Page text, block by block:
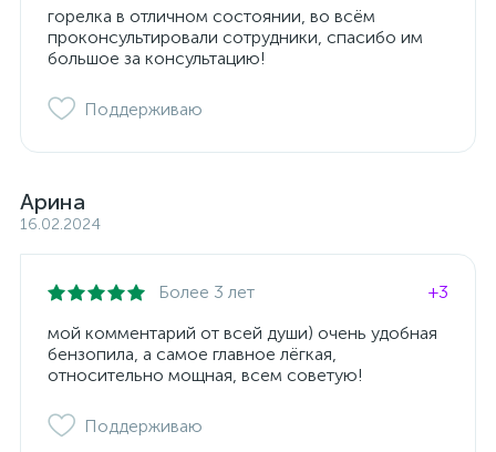
горелка в отличном состоянии, во всём
проконсультировали сотрудники, спасибо им
большое за консультацию!
Поддерживаю
Арина
16.02.2024
Более 3 лет
+3
мой комментарий от всей души) очень удобная
бензопила, а самое главное лёгкая,
относительно мощная, всем советую!
Поддерживаю